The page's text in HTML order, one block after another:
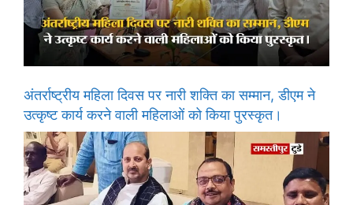
अंतर्राष्ट्रीय महिला दिवस पर नारी शक्ति का सम्मान, डीएम ने
उत्कृष्ट कार्य करने वाली महिलाओं को किया पुरस्कृत।